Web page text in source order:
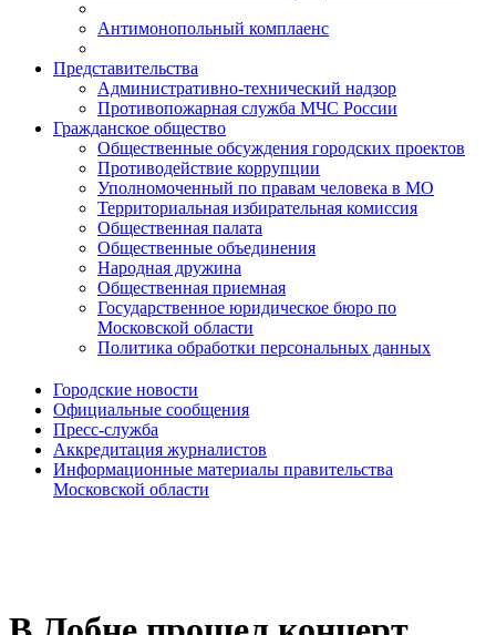
Антимонопольный комплаенс
Представительства
Административно-технический надзор
Противопожарная служба МЧС России
Гражданское общество
Общественные обсуждения городских проектов
Противодействие коррупции
Уполномоченный по правам человека в МО
Территориальная избирательная комиссия
Общественная палата
Общественные объединения
Народная дружина
Общественная приемная
Государственное юридическое бюро по
Московской области
Политика обработки персональных данных
Городские новости
Официальные сообщения
Пресс-служба
Аккредитация журналистов
Информационные материалы правительства
Московской области